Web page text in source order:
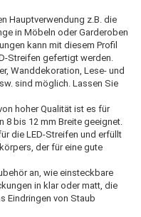
Hauptverwendung z.B. die
in Möbeln oder Garderoben
kann mit diesem Profil
Streifen gefertigt werden.
Wanddekoration, Lese- und
sind möglich. Lassen Sie
hoher Qualität ist es für
8 bis 12 mm Breite geeignet.
die LED-Streifen und erfüllt
der für eine gute
an, wie einsteckbare
in klar oder matt, die
Eindringen von Staub